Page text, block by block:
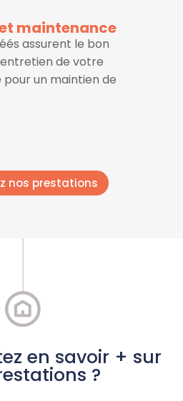
maintenance
assurent le bon
de votre
un maintien de
nos prestations
en savoir + sur
?